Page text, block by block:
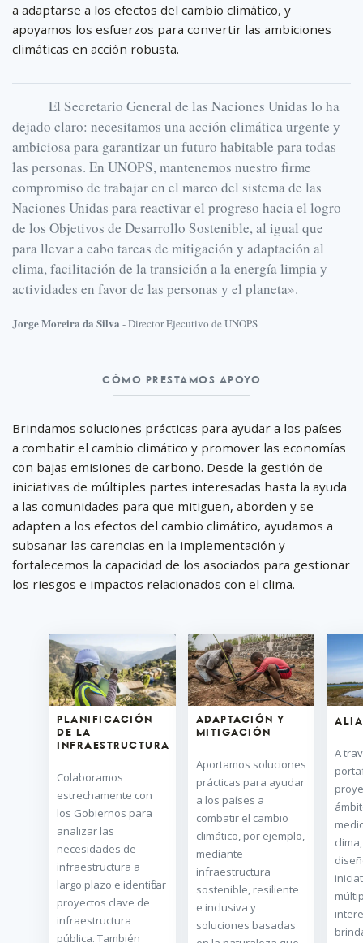
a adaptarse a los efectos del cambio climático, y
apoyamos los esfuerzos para convertir las ambiciones
climáticas en acción robusta.
El Secretario General de las Naciones Unidas lo ha
dejado claro: necesitamos una acción climática urgente y
ambiciosa para garantizar un futuro habitable para todas
las personas. En UNOPS, mantenemos nuestro firme
compromiso de trabajar en el marco del sistema de las
Naciones Unidas para reactivar el progreso hacia el logro
de los Objetivos de Desarrollo Sostenible, al igual que
para llevar a cabo tareas de mitigación y adaptación al
clima, facilitación de la transición a la energía limpia y
actividades en favor de las personas y el planeta».
Jorge Moreira da Silva - Director Ejecutivo de UNOPS
CÓMO PRESTAMOS APOYO
Brindamos soluciones prácticas para ayudar a los países
a combatir el cambio climático y promover las economías
con bajas emisiones de carbono. Desde la gestión de
iniciativas de múltiples partes interesadas hasta la ayuda
a las comunidades para que mitiguen, aborden y se
adapten a los efectos del cambio climático, ayudamos a
subsanar las carencias en la implementación y
fortalecemos la capacidad de los asociados para gestionar
los riesgos e impactos relacionados con el clima.
PLANIFICACIÓN
DE LA
INFRAESTRUCTURA
Colaboramos
estrechamente con
los Gobiernos para
analizar las
necesidades de
infraestructura a
largo plazo e identificar
proyectos clave de
infraestructura
pública. También
ADAPTACIÓN Y
MITIGACIÓN
Aportamos soluciones
prácticas para ayudar
a los países a
combatir el cambio
climático, por ejemplo,
mediante
infraestructura
sostenible, resiliente
e inclusiva y
soluciones basadas
A